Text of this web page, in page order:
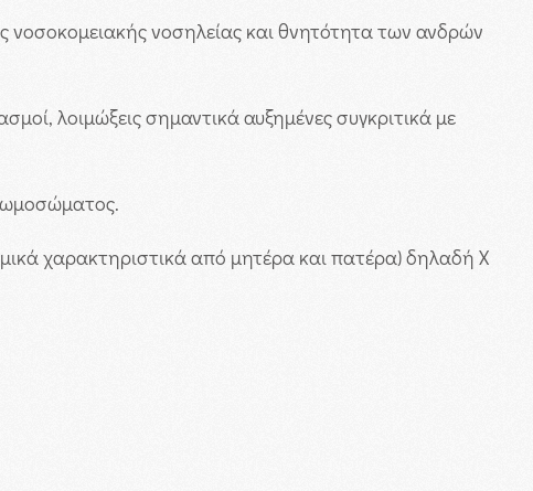
νοσοκομειακής νοσηλείας και θνητότητα των ανδρών
λοιμώξεις σημαντικά αυξημένες συγκριτικά με
χαρακτηριστικά από μητέρα και πατέρα) δηλαδή Χ